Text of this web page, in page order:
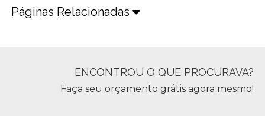
Páginas Relacionadas
ENCONTROU O QUE PROCURAVA?
Faça seu orçamento grátis agora mesmo!